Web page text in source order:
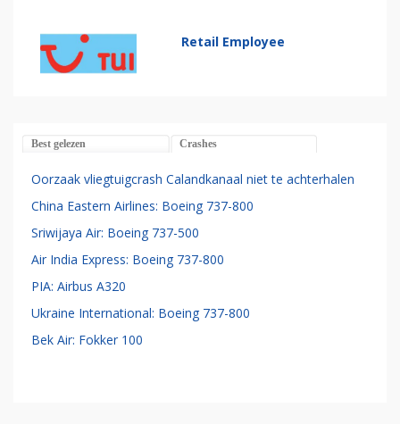
Retail Employee
Best gelezen Crashes
Oorzaak vliegtuigcrash Calandkanaal niet te achterhalen
China Eastern Airlines: Boeing 737-800
Sriwijaya Air: Boeing 737-500
Air India Express: Boeing 737-800
PIA: Airbus A320
Ukraine International: Boeing 737-800
Bek Air: Fokker 100